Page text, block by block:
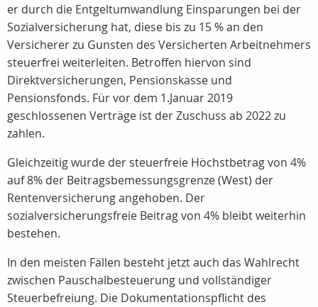
er durch die Entgeltumwandlung Einsparungen bei der
Sozialversicherung hat, diese bis zu 15 % an den
Versicherer zu Gunsten des Versicherten Arbeitnehmers
steuerfrei weiterleiten. Betroffen hiervon sind
Direktversicherungen, Pensionskasse und
Pensionsfonds. Für vor dem 1.Januar 2019
geschlossenen Verträge ist der Zuschuss ab 2022 zu
zahlen.
Gleichzeitig wurde der steuerfreie Höchstbetrag von 4%
auf 8% der Beitragsbemessungsgrenze (West) der
Rentenversicherung angehoben. Der
sozialversicherungsfreie Beitrag von 4% bleibt weiterhin
bestehen.
In den meisten Fällen besteht jetzt auch das Wahlrecht
zwischen Pauschalbesteuerung und vollständiger
Steuerbefreiung. Die Dokumentationspflicht des